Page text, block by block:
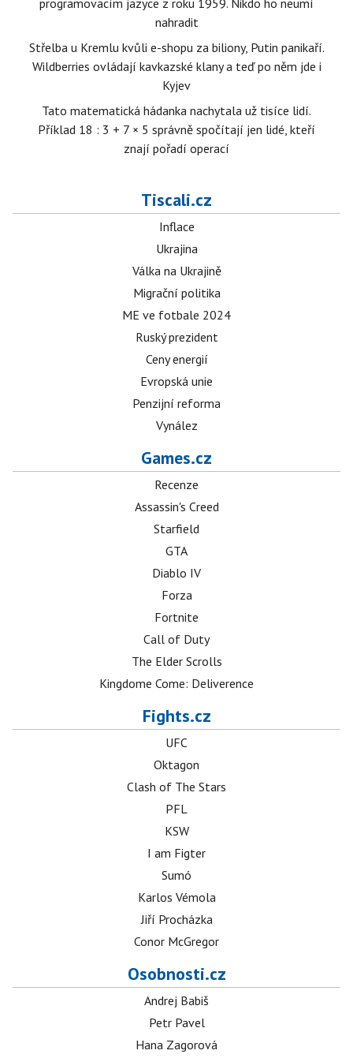
programovacím jazyce z roku 1959. Nikdo ho neumí
nahradit
Střelba u Kremlu kvůli e-shopu za biliony, Putin panikaří.
Wildberries ovládají kavkazské klany a teď po něm jde i
Kyjev
Tato matematická hádanka nachytala už tisíce lidí.
Příklad 18 : 3 + 7 × 5 správně spočítají jen lidé, kteří
znají pořadí operací
Tiscali.cz
Inflace
Ukrajina
Válka na Ukrajině
Migrační politika
ME ve fotbale 2024
Ruský prezident
Ceny energií
Evropská unie
Penzijní reforma
Vynález
Games.cz
Recenze
Assassin's Creed
Starfield
GTA
Diablo IV
Forza
Fortnite
Call of Duty
The Elder Scrolls
Kingdome Come: Deliverence
Fights.cz
UFC
Oktagon
Clash of The Stars
PFL
KSW
I am Figter
Sumó
Karlos Vémola
Jiří Procházka
Conor McGregor
Osobnosti.cz
Andrej Babiš
Petr Pavel
Hana Zagorová